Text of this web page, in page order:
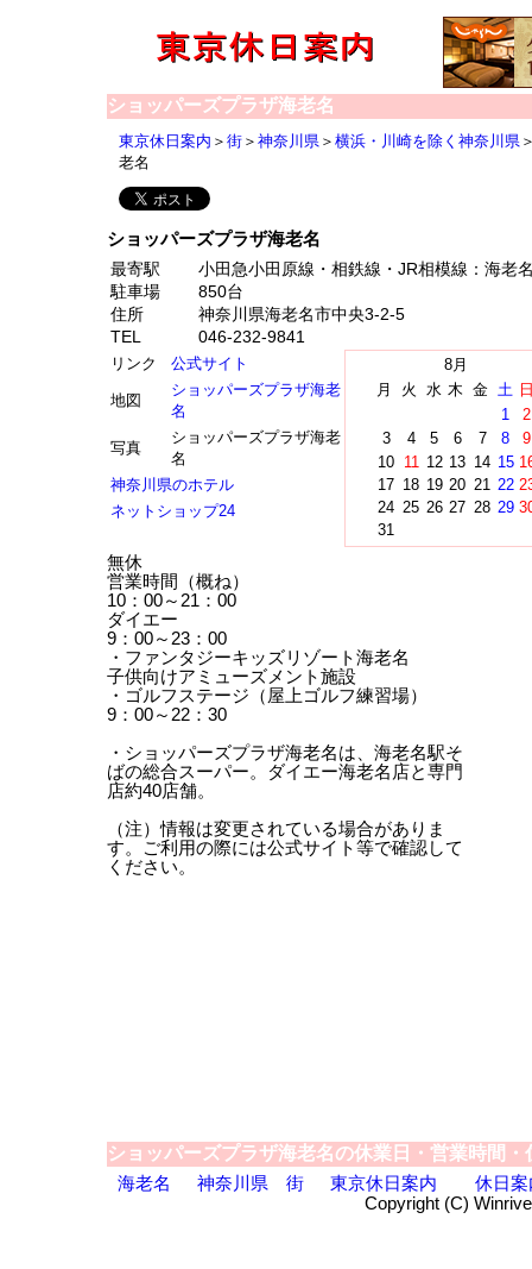
ショッパーズプラザ海老名
東京休日案内 ＞ 街 ＞ 神奈川県 ＞ 横浜・川崎を除く神奈川県
老名
ショッパーズプラザ海老名
最寄駅
小田急小田原線・相鉄線・JR相模線：海老
駐車場
850台
住所
神奈川県海老名市中央3-2-5
TEL
046-232-9841
リンク 公式サイト
地図
ショッパーズプラザ海老
名
写真
ショッパーズプラザ海老
名
神奈川県のホテル
ネットショップ24
8月
月
火 水 木 金 土
1
2
3
4 5 6 7 8
9
10 11 12 13 14 15
17 18 19 20 21 22
24 25 26 27 28 29
31
無休
営業時間（概ね）
10：00～21：00
ダイエー
9：00～23：00
・ファンタジーキッズリゾート海老名
子供向けアミューズメント施設
・ゴルフステージ（屋上ゴルフ練習場）
9：00～22：30
・ショッパーズプラザ海老名は、海老名駅そ
ばの総合スーパー。ダイエー海老名店と専門
店約40店舗。
（注）情報は変更されている場合がありま
す。ご利用の際には公式サイト等で確認して
ください。
ショッパーズプラザ海老名の休業日・営業時間
海老名
神奈川県 街 東京休日案内
休日案
Copyright (C)